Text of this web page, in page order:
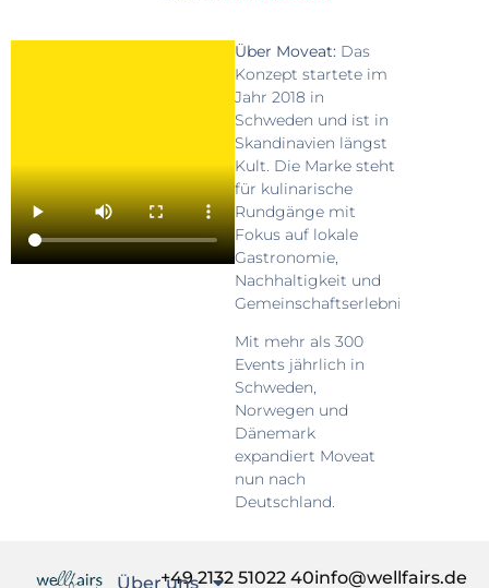
Über Moveat: Das
Konzept startete im
Jahr 2018 in
Schweden und ist in
Skandinavien längst
Kult. Die Marke steht
für kulinarische
Rundgänge mit
Fokus auf lokale
Gastronomie,
Nachhaltigkeit und
Gemeinschaftserlebnisse.
Mit mehr als 300
Events jährlich in
Schweden,
Norwegen und
Dänemark
expandiert Moveat
nun nach
Deutschland.
Über uns info@wellfairs.de
+49 2132 51022 40